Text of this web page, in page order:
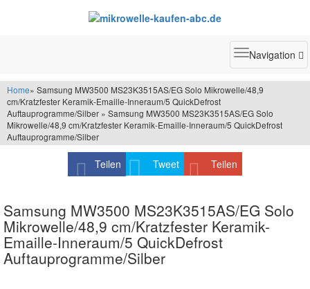
Toggle
Navigation
Home» Samsung MW3500 MS23K3515AS/EG Solo Mikrowelle/48,9
cm/Kratzfester Keramik-Emaille-Inneraum/5 QuickDefrost
Auftauprogramme/Silber » Samsung MW3500 MS23K3515AS/EG Solo
Mikrowelle/48,9 cm/Kratzfester Keramik-Emaille-Inneraum/5 QuickDefrost
Auftauprogramme/Silber
Teilen Tweet Teilen
Samsung MW3500 MS23K3515AS/EG Solo
Mikrowelle/48,9 cm/Kratzfester Keramik-
Emaille-Inneraum/5 QuickDefrost
Auftauprogramme/Silber